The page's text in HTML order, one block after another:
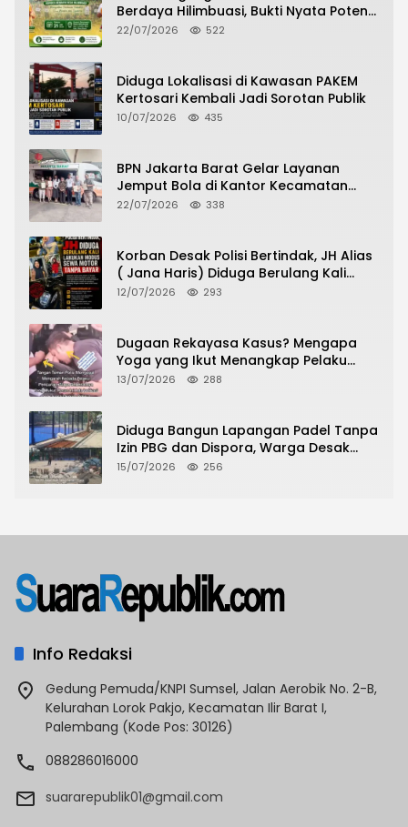
Berdaya Hilimbuasi, Bukti Nyata Potensi
Pertanian Desa
22/07/2026 522
Diduga Lokalisasi di Kawasan PAKEM
Kertosari Kembali Jadi Sorotan Publik
10/07/2026 435
BPN Jakarta Barat Gelar Layanan
Jemput Bola di Kantor Kecamatan
Grogol Petamburan, Warga Antusias
22/07/2026 338
Korban Desak Polisi Bertindak, JH Alias
( Jana Haris) Diduga Berulang Kali
Lakukan Modus Sewa Motor Tanpa
12/07/2026 293
Dugaan Rekayasa Kasus? Mengapa
Yoga yang Ikut Menangkap Pelaku
Pencurian Toko Ponsel di Pancur Batu
13/07/2026 288
Diduga Bangun Lapangan Padel Tanpa
Izin PBG dan Dispora, Warga Desak
CKTRP dan Dispora Jakarta Barat
15/07/2026 256
Info Redaksi
Gedung Pemuda/KNPI Sumsel, Jalan Aerobik No. 2-B,
Kelurahan Lorok Pakjo, Kecamatan Ilir Barat I,
Palembang (Kode Pos: 30126)
088286016000
suararepublik01@gmail.com